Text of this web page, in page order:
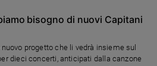
bisogno di nuovi Capitani
progetto che li vedrà insieme sul
dieci concerti, anticipati dalla canzone